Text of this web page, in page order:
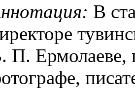
В
П. Ермолаеве,